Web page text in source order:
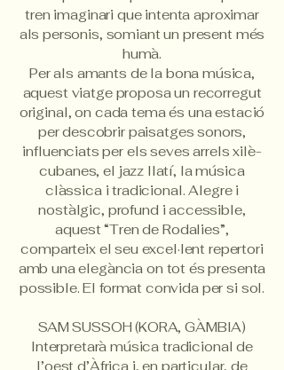
tren imaginari que intenta aproximar
als personis, somiant un present més
humà.
Per als amants de la bona música,
aquest viatge proposa un recorregut
original, on cada tema és una estació
per descobrir paisatges sonors,
influenciats per els seves arrels xilè-
cubanes, el jazz llatí, la música
clàssica i tradicional. Alegre i
nostàlgic, profund i accessible,
aquest “Tren de Rodalies”,
comparteix el seu excel·lent repertori
amb una elegància on tot és presenta
possible. El format convida per si sol.
SAM SUSSOH (KORA, GÀMBIA)
Interpretarà música tradicional de
l’oest d’Àfrica i, en particular, de